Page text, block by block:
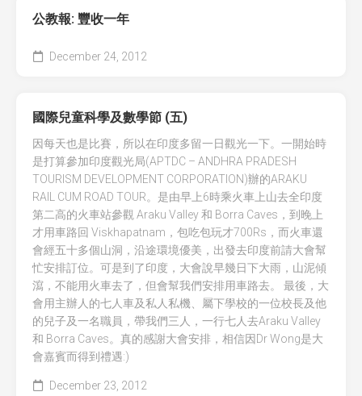
音間行者
廿一世紀校園網絡
公教報: 豐收一年
December 24, 2012
國際兒童科學及數學節 (五)
因每天也是比賽，所以在印度多留一日觀光一下。一開始時
是打算參加印度觀光局(APTDC – ANDHRA PRADESH
TOURISM DEVELOPMENT CORPORATION)辦的ARAKU
RAIL CUM ROAD TOUR。是由早上6時乘火車上山去全印度
第二高的火車站參觀 Araku Valley 和 Borra Caves，到晚上
才用車路回 Viskhapatnam，包吃包玩才700Rs，而火車還
會經五十多個山洞，沿途環境優美，出發去印度前請大會幫
忙安排訂位。可是到了印度，大會說早幾日下大雨，山泥傾
瀉，不能用火車去了，但會幫我們安排用車路去。 最後，大
會用主辦人的七人車及私人私機、屬下學校的一位校長及他
的兒子及一名職員，帶我們三人，一行七人去Araku Valley
和 Borra Caves。真的感謝大會安排，相信因Dr Wong是大
會嘉賓而得到禮遇:)
December 23, 2012